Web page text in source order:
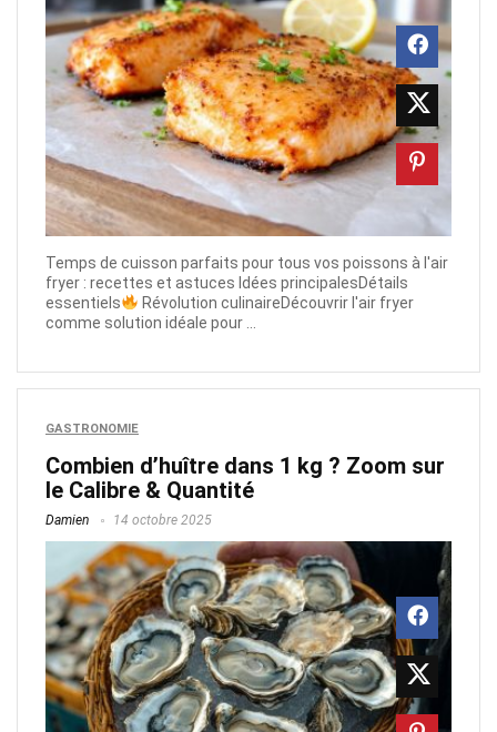
Temps de cuisson parfaits pour tous vos poissons à l'air
fryer : recettes et astuces Idées principalesDétails
essentiels
Révolution culinaireDécouvrir l'air fryer
comme solution idéale pour ...
GASTRONOMIE
Combien d’huître dans 1 kg ? Zoom sur
le Calibre & Quantité
Damien 14 octobre 2025